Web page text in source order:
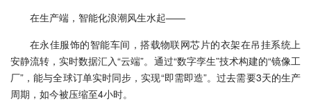
在生产端，智能化浪潮风生水起——
在永佳服饰的智能车间，搭载物联网芯片的衣架在吊挂系统上
安静流转，实时数据汇入“云端”。通过“数字孪生”技术构建的“镜像工
厂”，能与全球订单实时同步，实现“即需即造”。过去需要3天的生产
周期，如今被压缩至4小时。